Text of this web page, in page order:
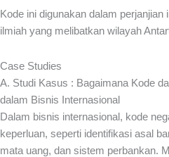
Kode ini digunakan dalam perjanjian
ilmiah yang melibatkan wilayah
Case Studies
A. Studi Kasus : Bagaimana Kode
dalam Bisnis Internasional
Dalam bisnis internasional, kode
keperluan, seperti identifikasi asal
mata uang, dan sistem perbankan.